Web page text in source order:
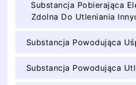
Substancja Pobierająca
Zdolna Do Utleniania
Substancja Powodująca
Substancja Powodująca